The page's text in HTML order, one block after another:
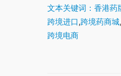
文本关键词：香港药
跨境进口,跨境药商城,
跨境电商